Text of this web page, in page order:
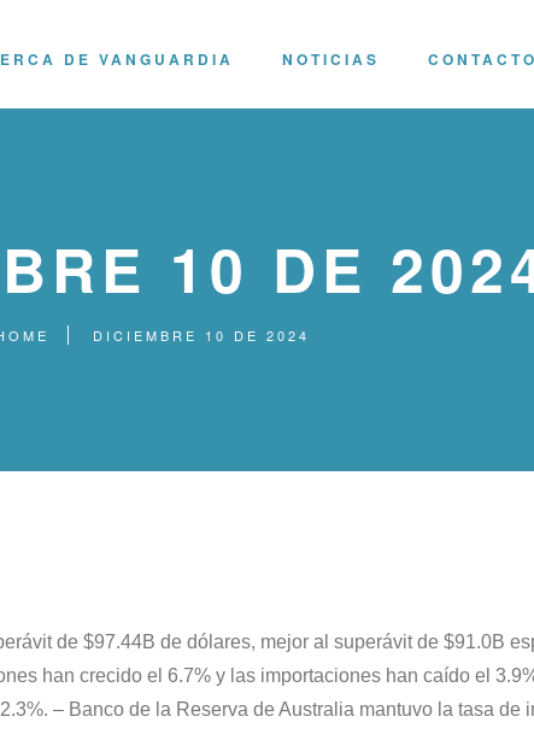
DE VANGUARDIA NOTICIAS CONTACTO
10 DE
DICIEMBRE 10 DE 2024
de $97.44B de dólares, mejor al superávit de $91.0B
han crecido el 6.7% y las importaciones han caído el
– Banco de la Reserva de Australia mantuvo la tasa de